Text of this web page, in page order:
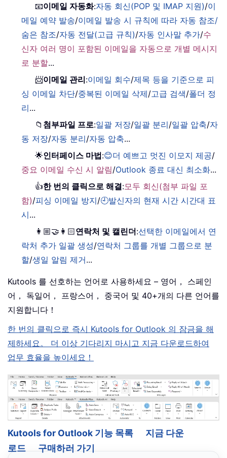
📧이메일 자동화:자동 회신(POP 및 IMAP 지원)/이
메일 예약 발송/이메일 발송 시 규칙에 따라 자동 참조/
숨은 참조/자동 전달(고급 규칙)/자동 인사말 추가/수
신자 여러 명이 포함된 이메일을 자동으로 개별 메시지
로 분할...
📨이메일 관리:이메일 회수/제목 등을 기준으로 피
싱 이메일 차단/중복된 이메일 삭제/고급 검색/폴더 정
리...
📁 첨부파일 프로:일괄 저장/일괄 분리/일괄 압축/자
동 저장/자동 분리/자동 압축...
🌟인터페이스 마법:😊더 예쁘고 멋진 이모지 제공/
중요 이메일 수신 시 알림/Outlook 종료 대신 최소화...
👍한 번의 클릭으로 해결:모두 회신(첨부 파일 포
함)/피싱 이메일 방지/🕘발신자의 현재 시간 시간대 표
시...
👩🏼‍🤝‍👩🏻연락처 및 캘린더:선택한 이메일에서 연
락처 추가 일괄 생성/연락처 그룹를 개별 그룹으로 분
할/생일 알림 제거...
Kutools 를 선호하는 언어로 사용하세요 – 영어， 스페인
어， 독일어， 프랑스어， 중국어 및 40+개의 다른 언어를
지원합니다！
한 번의 클릭으로 즉시 Kutools for Outlook 의 잠금을 해
제하세요。 더 이상 기다리지 마시고 지금 다운로드하여
업무 효율을 높이세요！
Kutools for Outlook 기능 목록
지금 다운
로드
구매하러 가기